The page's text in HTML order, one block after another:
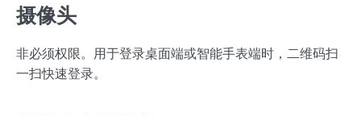
摄像头
非必须权限。用于登录桌面端或智能手表端时，二维码扫
一扫快速登录。